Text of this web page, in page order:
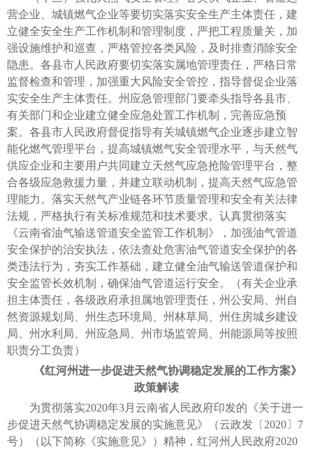
营企业、城镇燃气企业等要切实落实安全生产主体责任，建
立健全安全生产工作机制和管理制度，严把工程质量关，加
强设施维护和巡查，严格管控各类风险，及时排查消除安全
隐患。各县市人民政府要切实落实属地管理责任，严格日常
监督检查和管理，加强重大风险安全管控，指导督促企业落
实安全生产主体责任。州应急管理部门要牵头指导各县市、
有关部门和企业建立健全应急处置工作机制，完善应急预
案。各县市人民政府督促指导有关城镇燃气企业逐步建立智
能化燃气管理平台，提高城镇燃气安全管理水平，与天然气
供应企业和主要用户共同建立天然气应急抢险管理平台，整
合各级应急救援力量，并建立联动机制，提高天然气应急管
理能力。落实天然气产业链各环节质量管理和安全有关法律
法规，严格执行有关标准规范和技术要求。认真贯彻落实
《云南省油气输送管道安全监管工作机制》，加强油气管道
安全保护的治安执法，依法查处危害油气管道安全保护的各
类违法行为，夯实工作基础，建立健全油气输送管道保护和
安全监管长效机制，确保油气管道运行安全。（有关企业承
担主体责任，各级政府承担属地管理责任，州公安局、州自
然资源规划局、州生态环境局、州林草局、州住房城乡建设
局、州水利局、州应急局、州市场监管局、州能源局等按照
职责分工负责）
《红河州进一步促进天然气协调稳定发展的工作方案》
政策解读
为贯彻落实2020年3月云南省人民政府印发的《关于进一
步促进天然气协调稳定发展的实施意见》（云政发〔2020〕7
号）（以下简称《实施意见》）精神，红河州人民政府2020